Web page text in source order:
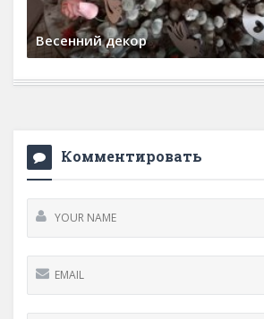
Весенний декор
Комментировать